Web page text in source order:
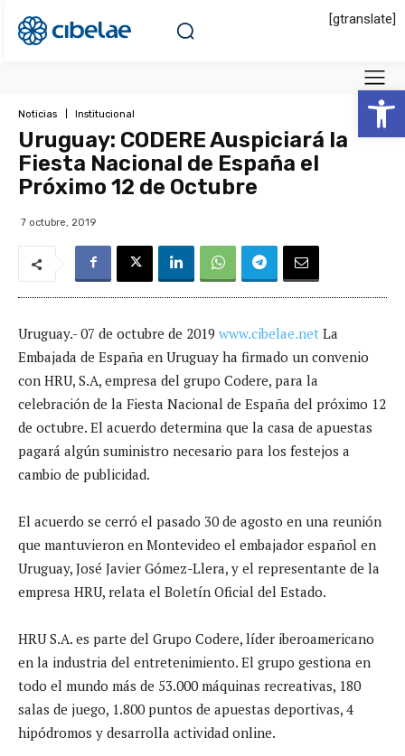
Abrir
[gtranslate]
Noticias Institucional
Uruguay: CODERE Auspiciará la
Fiesta Nacional de España el
Próximo 12 de Octubre
7 octubre, 2019
Uruguay.- 07 de octubre de 2019 www.cibelae.net La
Embajada de España en Uruguay ha firmado un convenio
con HRU, S.A, empresa del grupo Codere, para la
celebración de la Fiesta Nacional de España del próximo 12
de octubre. El acuerdo determina que la casa de apuestas
pagará algún suministro necesario para los festejos a
cambio de publicidad.
El acuerdo se cerró el pasado 30 de agosto en una reunión
que mantuvieron en Montevideo el embajador español en
Uruguay, José Javier Gómez-Llera, y el representante de la
empresa HRU, relata el Boletín Oficial del Estado.
HRU S.A. es parte del Grupo Codere, líder iberoamericano
en la industria del entretenimiento. El grupo gestiona en
todo el mundo más de 53.000 máquinas recreativas, 180
salas de juego, 1.800 puntos de apuestas deportivas, 4
hipódromos y desarrolla actividad online.